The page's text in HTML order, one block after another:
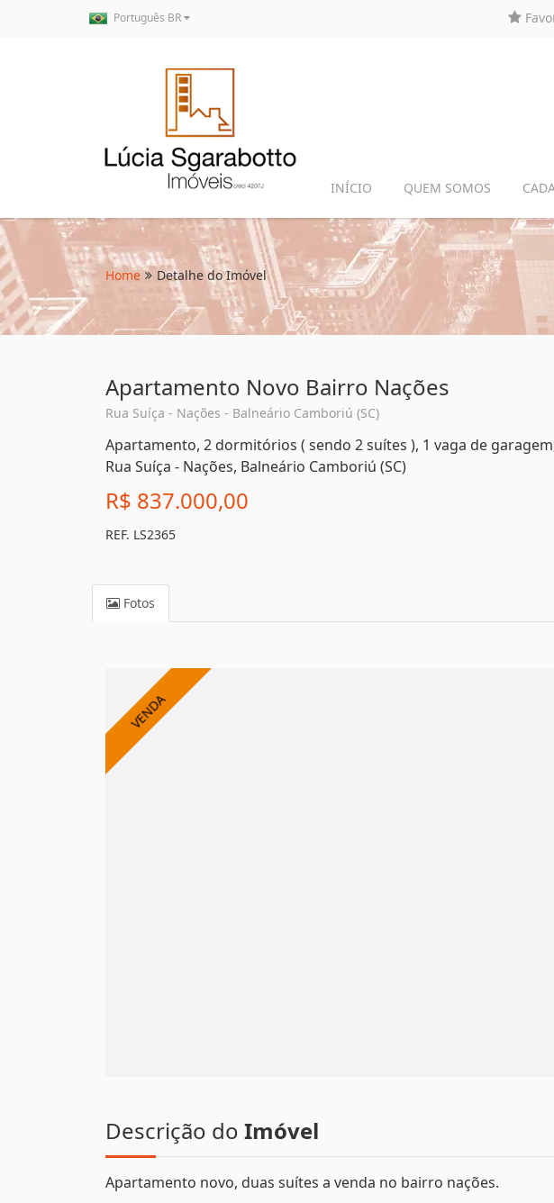
Português BR
INÍCIO QUEM SOMOS
Home Detalhe do Imóvel
Apartamento Novo Bairro Nações
Rua Suíça - Nações - Balneário Camboriú (SC)
Apartamento, 2 dormitórios ( sendo 2 suítes ), 1 vaga de
Rua Suíça - Nações, Balneário Camboriú (SC)
R$ 837.000,00
REF. LS2365
Fotos
Descrição do Imóvel
Apartamento novo, duas suítes a venda no bairro nações.